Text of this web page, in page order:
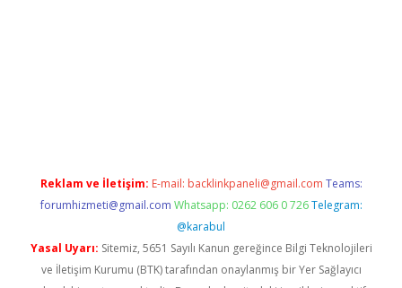
Reklam ve İletişim: E-mail: backlinkpaneli@gmail.com Teams:
forumhizmeti@gmail.com Whatsapp: 0262 606 0 726 Telegram:
@karabul
Yasal Uyarı: Sitemiz, 5651 Sayılı Kanun gereğince Bilgi Teknolojileri
ve İletişim Kurumu (BTK) tarafından onaylanmış bir Yer Sağlayıcı